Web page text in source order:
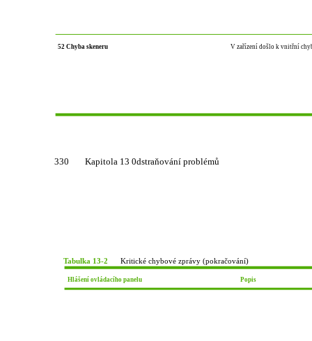
52 Chyba skeneru V zařízení došlo k vnitřní
330 Kapitola 13 0dstraňování problémů
Hlášení ovládacího panelu Popis
Tabulka 13-2 Kritické chybové zprávy (pokračování)